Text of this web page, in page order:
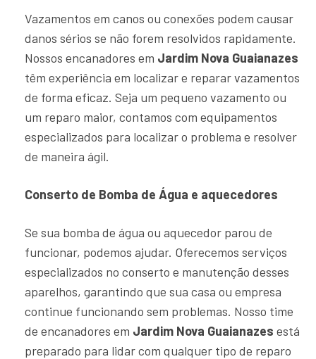
Vazamentos em canos ou conexões podem causar
danos sérios se não forem resolvidos rapidamente.
Nossos encanadores em Jardim Nova Guaianazes
têm experiência em localizar e reparar vazamentos
de forma eficaz. Seja um pequeno vazamento ou
um reparo maior, contamos com equipamentos
especializados para localizar o problema e resolver
de maneira ágil.
Conserto de Bomba de Água e aquecedores
Se sua bomba de água ou aquecedor parou de
funcionar, podemos ajudar. Oferecemos serviços
especializados no conserto e manutenção desses
aparelhos, garantindo que sua casa ou empresa
continue funcionando sem problemas. Nosso time
de encanadores em Jardim Nova Guaianazes está
preparado para lidar com qualquer tipo de reparo